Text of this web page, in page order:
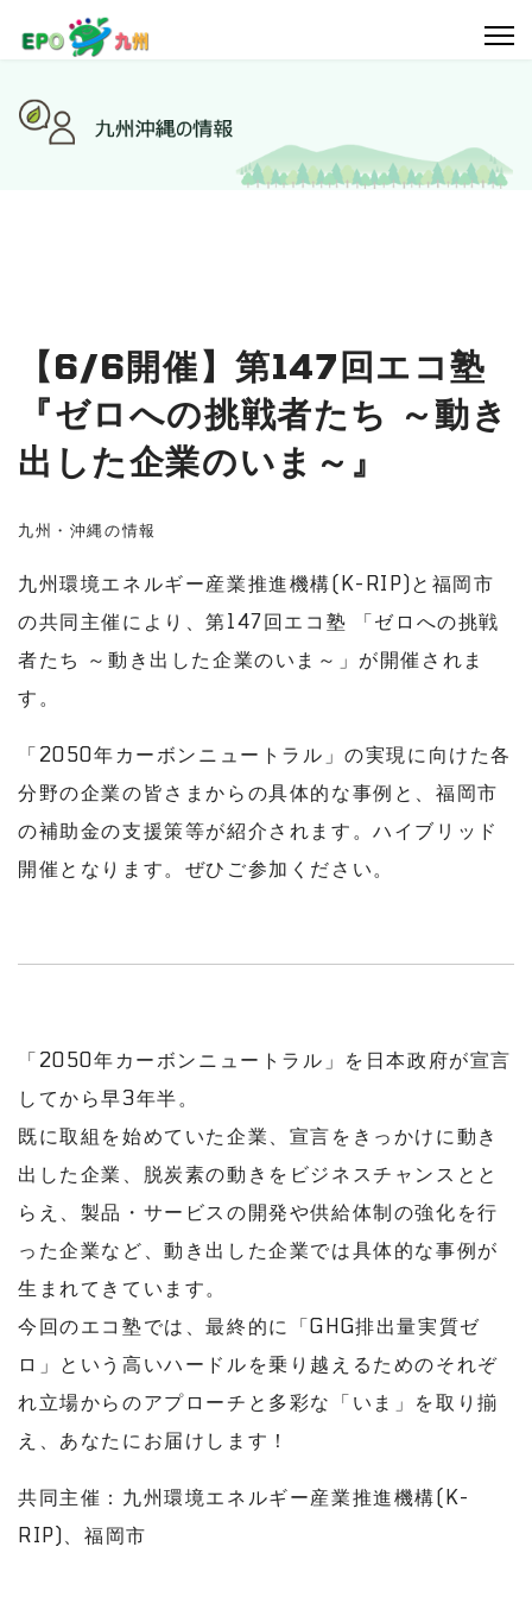
【6/6開催】第147回エコ塾
『ゼロへの挑戦者たち ～動き
出した企業のいま～』
九州・沖縄の情報
九州環境エネルギー産業推進機構(K-RIP)と福岡市
の共同主催により、第147回エコ塾 「ゼロへの挑戦
者たち ～動き出した企業のいま～」が開催されま
す。
「2050年カーボンニュートラル」の実現に向けた各
分野の企業の皆さまからの具体的な事例と、福岡市
の補助金の支援策等が紹介されます。ハイブリッド
開催となります。ぜひご参加ください。
「2050年カーボンニュートラル」を日本政府が宣言
してから早3年半。
既に取組を始めていた企業、宣言をきっかけに動き
出した企業、脱炭素の動きをビジネスチャンスとと
らえ、製品・サービスの開発や供給体制の強化を行
った企業など、動き出した企業では具体的な事例が
生まれてきています。
今回のエコ塾では、最終的に「GHG排出量実質ゼ
ロ」という高いハードルを乗り越えるためのそれぞ
れ立場からのアプローチと多彩な「いま」を取り揃
え、あなたにお届けします！
共同主催：九州環境エネルギー産業推進機構(K-
RIP)、福岡市